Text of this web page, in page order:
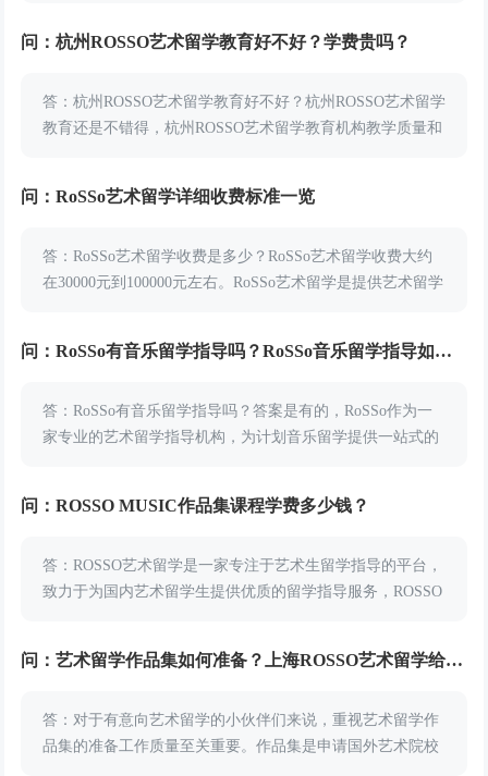
问：杭州ROSSO艺术留学教育好不好？学费贵吗？
答：杭州ROSSO艺术留学教育好不好？杭州ROSSO艺术留学
教育还是不错得，杭州ROSSO艺术留学教育机构教学质量和
问：RoSSo艺术留学详细收费标准一览
答：RoSSo艺术留学收费是多少？RoSSo艺术留学收费大约
在30000元到100000元左右。RoSSo艺术留学是提供艺术留学
问：RoSSo有音乐留学指导吗？RoSSo音乐留学指导如何？
答：RoSSo有音乐留学指导吗？答案是有的，RoSSo作为一
家专业的艺术留学指导机构，为计划音乐留学提供一站式的
问：ROSSO MUSIC作品集课程学费多少钱？
答：ROSSO艺术留学是一家专注于艺术生留学指导的平台，
致力于为国内艺术留学生提供优质的留学指导服务，ROSSO
问：艺术留学作品集如何准备？上海ROSSO艺术留学给你回答
答：对于有意向艺术留学的小伙伴们来说，重视艺术留学作
品集的准备工作质量至关重要。作品集是申请国外艺术院校